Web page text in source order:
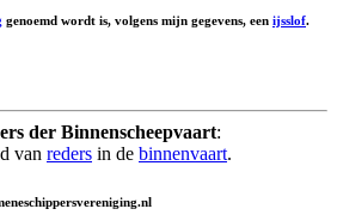
genoemd wordt is, volgens mijn gegevens, een ijsslof.
der Binnenscheepvaart:
van reders in de binnenvaart.